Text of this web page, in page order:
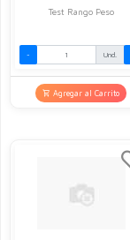
Test Rango Peso
- Und.
Agregar al Carrito